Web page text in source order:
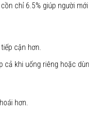
chỉ 6.5% giúp người
cận hơn.
khi uống riêng hoặc
hơn.